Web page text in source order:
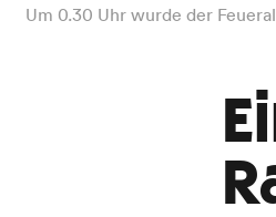
Um 0.30 Uhr wurde der